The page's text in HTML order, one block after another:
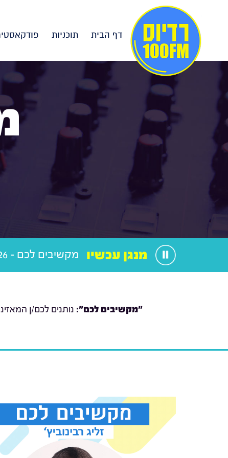
דף הבית תוכניות
מנגן עכשיו מקשיבים לכם - 15.1.26
"מקשיבים לכם": נותנים לכם/ן